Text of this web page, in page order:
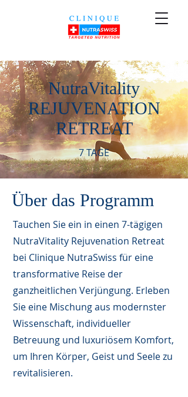
NutraVitality
REJUVENATION
RETREAT
7 TAGE
Über das Programm
Tauchen Sie ein in einen 7-tägigen
NutraVitality Rejuvenation Retreat
bei Clinique NutraSwiss für eine
transformative Reise der
ganzheitlichen Verjüngung. Erleben
Sie eine Mischung aus modernster
Wissenschaft, individueller
Betreuung und luxuriösem Komfort,
um Ihren Körper, Geist und Seele zu
revitalisieren.